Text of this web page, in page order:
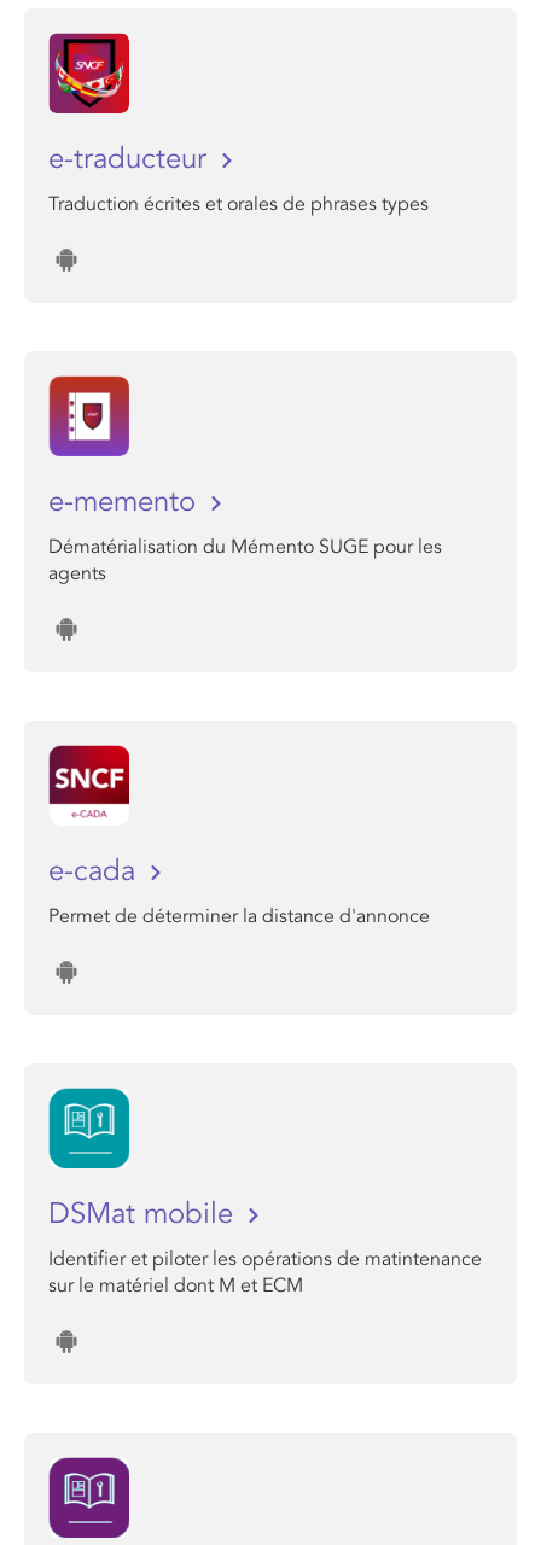
e-traducteur
Traduction écrites et orales de phrases types
e-memento
Dématérialisation du Mémento SUGE pour les
agents
e-cada
Permet de déterminer la distance d'annonce
DSMat mobile
Identifier et piloter les opérations de matintenance
sur le matériel dont M et ECM